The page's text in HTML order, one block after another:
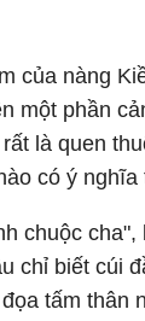
của nàng
một phần
là quen
có ý
chuộc
chỉ biết cúi
tấm